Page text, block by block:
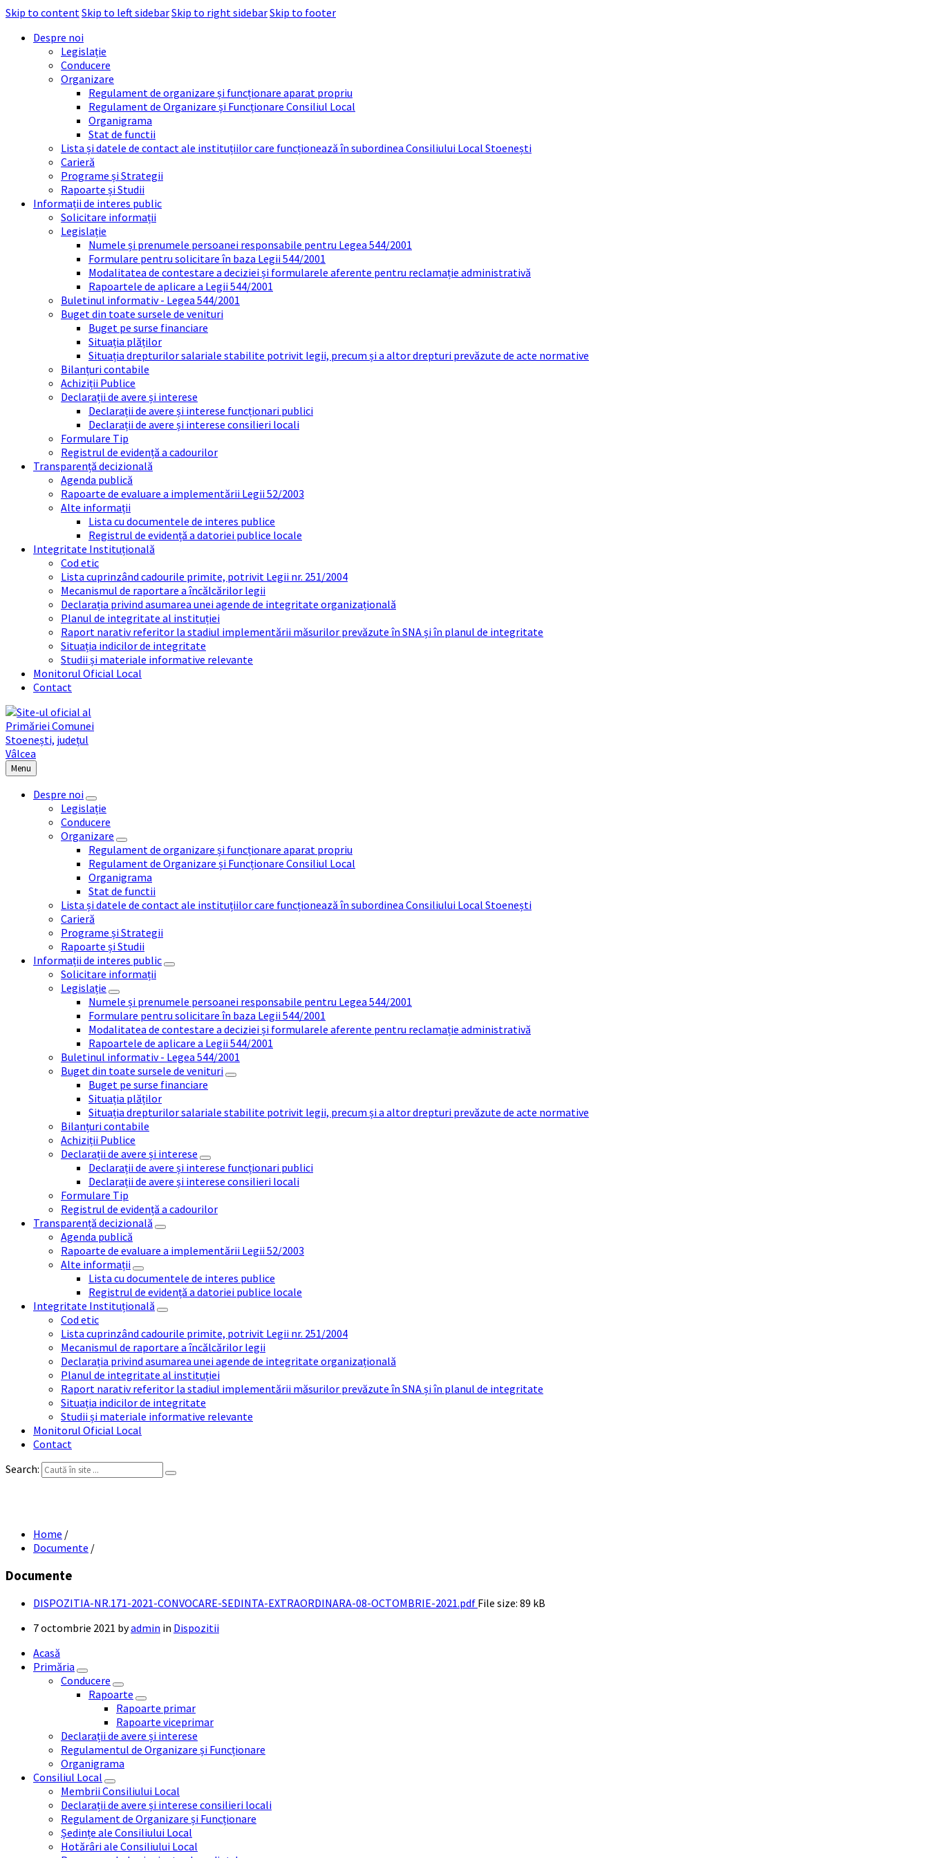
Skip to contentSkip to left sidebarSkip to right sidebarSkip to footer
Despre noi
Legislație
Conducere
Organizare
Regulament de organizare și funcționare aparat propriu
Regulament de Organizare și Funcționare Consiliul Local
Organigrama
Stat de functii
Lista și datele de contact ale instituțiilor care funcționează în subordinea Consiliului Local Stoenești
Carieră
Programe și Strategii
Rapoarte și Studii
Informații de interes public
Solicitare informații
Legislație
Numele și prenumele persoanei responsabile pentru Legea 544/2001
Formulare pentru solicitare în baza Legii 544/2001
Modalitatea de contestare a deciziei și formularele aferente pentru reclamație administrativă
Rapoartele de aplicare a Legii 544/2001
Buletinul informativ - Legea 544/2001
Buget din toate sursele de venituri
Buget pe surse financiare
Situația plăților
Situația drepturilor salariale stabilite potrivit legii, precum și a altor drepturi prevăzute de acte normative
Bilanțuri contabile
Achiziții Publice
Declarații de avere și interese
Declarații de avere și interese funcționari publici
Declarații de avere și interese consilieri locali
Formulare Tip
Registrul de evidență a cadourilor
Transparență decizională
Agenda publică
Rapoarte de evaluare a implementării Legii 52/2003
Alte informații
Lista cu documentele de interes publice
Registrul de evidență a datoriei publice locale
Integritate Instituțională
Cod etic
Lista cuprinzând cadourile primite, potrivit Legii nr. 251/2004
Mecanismul de raportare a încălcărilor legii
Declarația privind asumarea unei agende de integritate organizațională
Planul de integritate al instituției
Raport narativ referitor la stadiul implementării măsurilor prevăzute în SNA și în planul de integritate
Situația indicilor de integritate
Studii și materiale informative relevante
Monitorul Oficial Local
Contact
Menu
Despre noi
Legislație
Conducere
Organizare
Regulament de organizare și funcționare aparat propriu
Regulament de Organizare și Funcționare Consiliul Local
Organigrama
Stat de functii
Lista și datele de contact ale instituțiilor care funcționează în subordinea Consiliului Local Stoenești
Carieră
Programe și Strategii
Rapoarte și Studii
Informații de interes public
Solicitare informații
Legislație
Numele și prenumele persoanei responsabile pentru Legea 544/2001
Formulare pentru solicitare în baza Legii 544/2001
Modalitatea de contestare a deciziei și formularele aferente pentru reclamație administrativă
Rapoartele de aplicare a Legii 544/2001
Buletinul informativ - Legea 544/2001
Buget din toate sursele de venituri
Buget pe surse financiare
Situația plăților
Situația drepturilor salariale stabilite potrivit legii, precum și a altor drepturi prevăzute de acte normative
Bilanțuri contabile
Achiziții Publice
Declarații de avere și interese
Declarații de avere și interese funcționari publici
Declarații de avere și interese consilieri locali
Formulare Tip
Registrul de evidență a cadourilor
Transparență decizională
Agenda publică
Rapoarte de evaluare a implementării Legii 52/2003
Alte informații
Lista cu documentele de interes publice
Registrul de evidență a datoriei publice locale
Integritate Instituțională
Cod etic
Lista cuprinzând cadourile primite, potrivit Legii nr. 251/2004
Mecanismul de raportare a încălcărilor legii
Declarația privind asumarea unei agende de integritate organizațională
Planul de integritate al instituției
Raport narativ referitor la stadiul implementării măsurilor prevăzute în SNA și în planul de integritate
Situația indicilor de integritate
Studii și materiale informative relevante
Monitorul Oficial Local
Contact
Search:
Home /
Documente /
Documente
DISPOZITIA-NR.171-2021-CONVOCARE-SEDINTA-EXTRAORDINARA-08-OCTOMBRIE-2021.pdf File size: 89 kB
7 octombrie 2021 byadmin in Dispozitii
Acasă
Primăria
Conducere
Rapoarte
Rapoarte primar
Rapoarte viceprimar
Declarații de avere și interese
Regulamentul de Organizare și Funcționare
Organigrama
Consiliul Local
Membrii Consiliului Local
Declarații de avere și interese consilieri locali
Regulament de Organizare și Funcționare
Ședințe ale Consiliului Local
Hotărâri ale Consiliului Local